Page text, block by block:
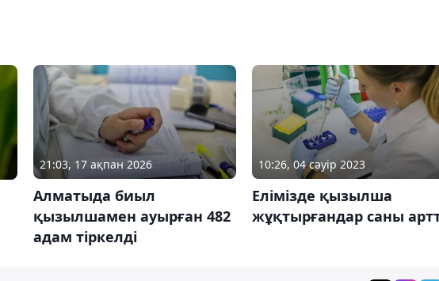
21:03, 17 ақпан 2026
Алматыда биыл
қызылшамен ауырған 482
адам тіркелді
10:26, 04 сәуір 2023
Елімізде қызылша
жұқтырғандар саны